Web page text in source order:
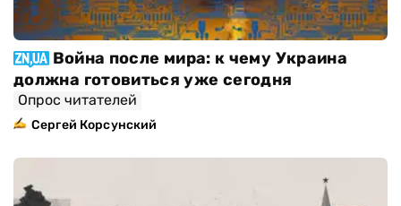
Война после мира: к чему Украина
должна готовиться уже сегодня
Опрос читателей
Сергей Корсунский